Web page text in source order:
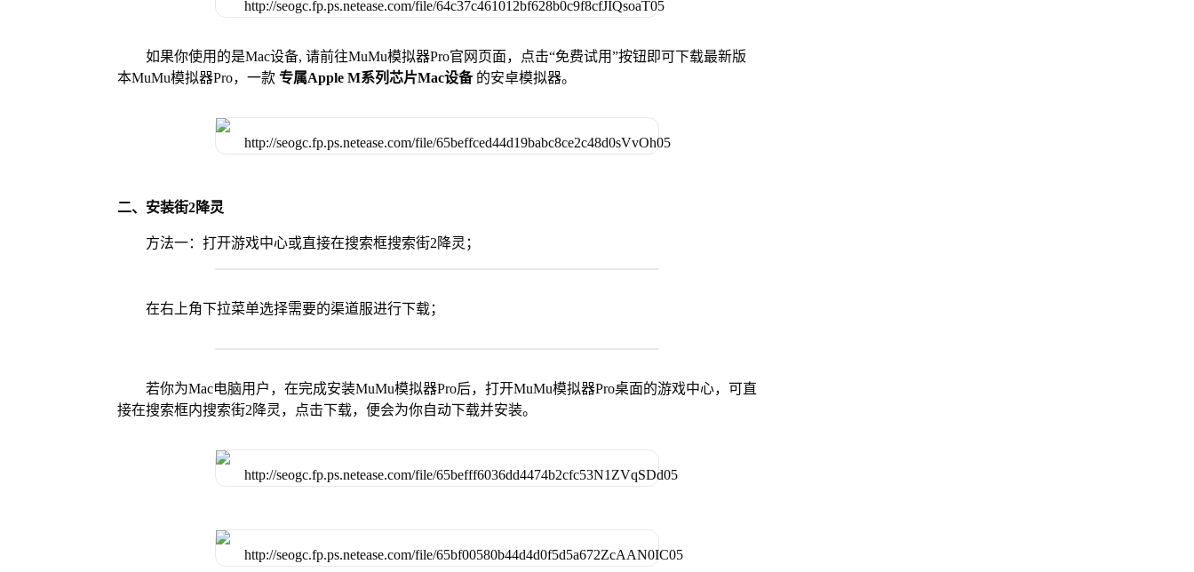
如果你使用的是Mac设备, 请前往MuMu模拟器Pro官网页面，点击“免费试用”按钮即可下载最新版
本MuMu模拟器Pro，一款 专属Apple M系列芯片Mac设备 的安卓模拟器。
二、安装街2降灵
方法一：打开游戏中心或直接在搜索框搜索街2降灵；
在右上角下拉菜单选择需要的渠道服进行下载；
若你为Mac电脑用户，在完成安装MuMu模拟器Pro后，打开MuMu模拟器Pro桌面的游戏中心，可直
接在搜索框内搜索街2降灵，点击下载，便会为你自动下载并安装。